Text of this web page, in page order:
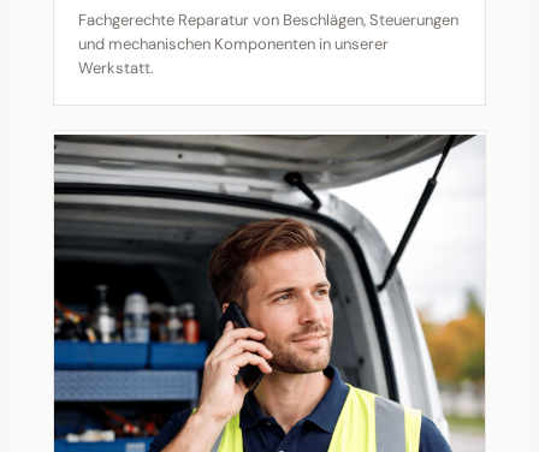
Fachgerechte Reparatur von Beschlägen, Steuerungen
und mechanischen Komponenten in unserer
Werkstatt.